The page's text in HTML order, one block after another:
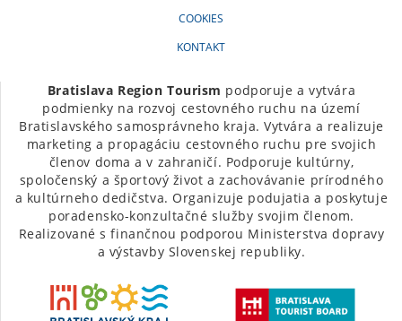
COOKIES
KONTAKT
Bratislava Region Tourism podporuje a vytvára
podmienky na rozvoj cestovného ruchu na území
Bratislavského samosprávneho kraja. Vytvára a realizuje
marketing a propagáciu cestovného ruchu pre svojich
členov doma a v zahraničí. Podporuje kultúrny,
spoločenský a športový život a zachovávanie prírodného
a kultúrneho dedičstva. Organizuje podujatia a poskytuje
poradensko-konzultačné služby svojim členom.
Realizované s finančnou podporou Ministerstva dopravy
a výstavby Slovenskej republiky.